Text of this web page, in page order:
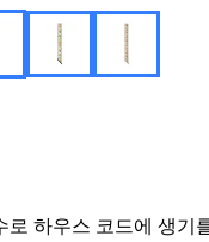
하우스 코드에 생